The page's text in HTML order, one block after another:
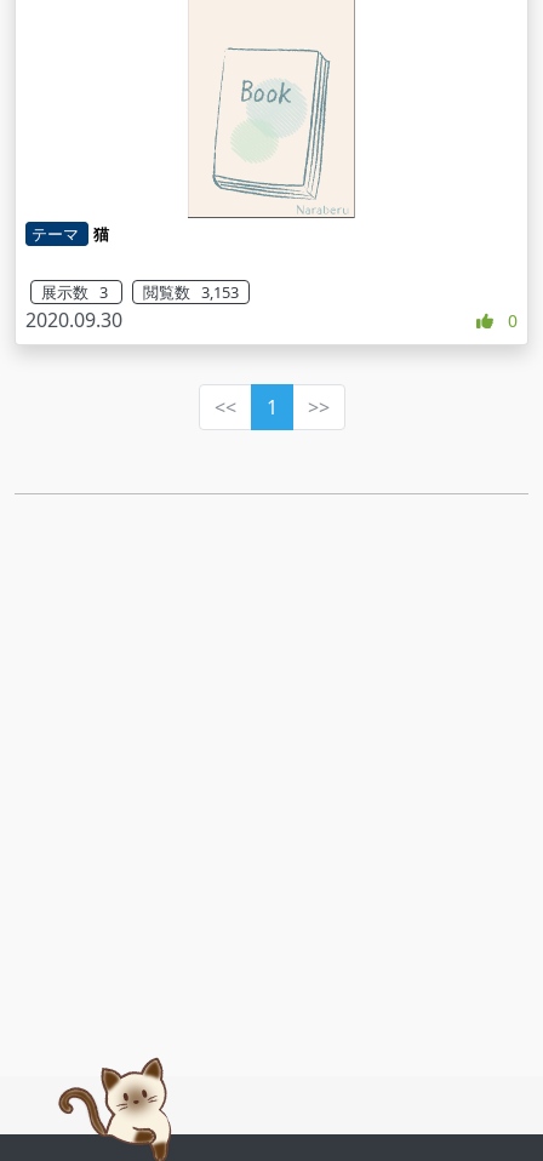
テーマ 猫
展示数 3 閲覧数 3,153
2020.09.30 0
<< 1 >>